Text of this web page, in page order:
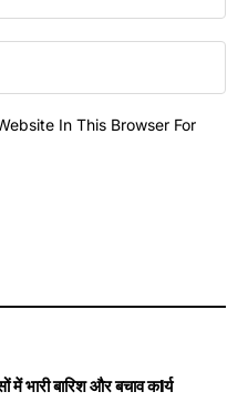
In This Browser For
भारी बारिश और बचाव कIर्य